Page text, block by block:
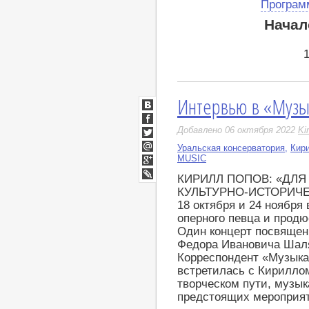
Интервью в
Добавлено 06 октября 2022
Уральская консерватория,
MUSIC
КИРИЛЛ ПОПОВ:
КУЛЬТУРНО-
18 октября и 24 ноября
оперного певца и
Один концерт
Федора Ивановича
Корреспондент
встретилась с
творческом пути,
предстоящих
ВКонтакте
Facebook
Twitter
Мой
Мир
Google+
LiveJournal